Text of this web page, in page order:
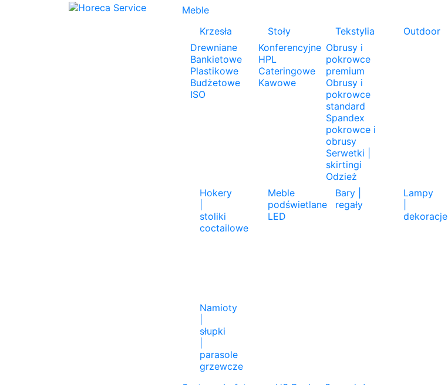
Meble
Krzesła
Drewniane
Bankietowe
Plastikowe
Budżetowe
ISO
Stoły
Konferencyjne
HPL
Cateringowe
Kawowe
Tekstylia
Obrusy i
pokrowce
premium
Obrusy i
pokrowce
standard
Spandex
pokrowce i
obrusy
Serwetki |
skirtingi
Odzież
Outdoor
Hokery
stoliki
coctailowe
Meble
podświetlane
LED
Bary |
regały
Lampy
dekoracje
Namioty
słupki
parasole
grzewcze